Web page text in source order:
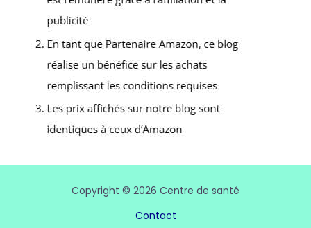
Copyright © 2026 Centre de santé
Contact